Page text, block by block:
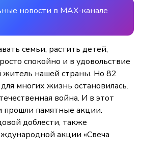
новости в MAX-канале
семьи, растить детей,
спокойно и в удовольствие
нашей страны. Но 82
многих жизнь остановилась.
война. И в этот
прошли памятные акции.
доблести, также
акции «Свеча